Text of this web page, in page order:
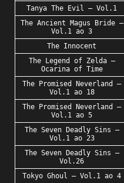
Tanya The Evil – Vol.1
The Ancient Magus Bride –
Vol.1 ao 3
The Innocent
The Legend of Zelda –
Ocarina of Time
The Promised Neverland –
Vol.1 ao 18
The Promised Neverland –
Vol.1 ao 5
The Seven Deadly Sins –
Vol.1 ao 23
The Seven Deadly Sins –
Vol.26
Tokyo Ghoul – Vol.1 ao 4